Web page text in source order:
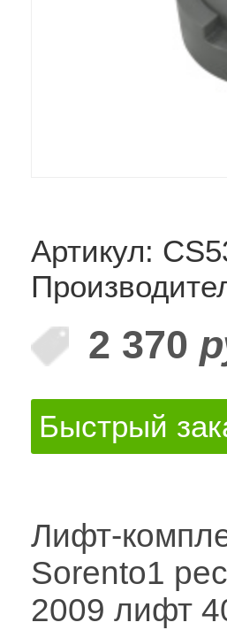
Артикул:
2 370
Быстрый
Лифт-
Sorento1
2009 лифт